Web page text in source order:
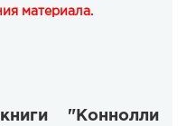
материала.
"Коннолли